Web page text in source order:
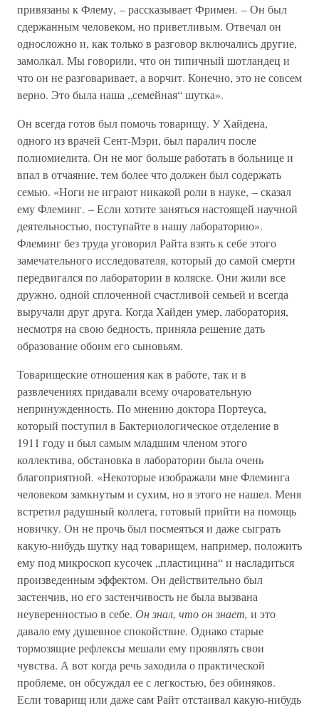
привязаны к Флему, – рассказывает Фримен. – Он был
сдержанным человеком, но приветливым. Отвечал он
односложно и, как только в разговор включались другие,
замолкал. Мы говорили, что он типичный шотландец и
что он не разговаривает, а ворчит. Конечно, это не совсем
верно. Это была наша „семейная“ шутка».
Он всегда готов был помочь товарищу. У Хайдена,
одного из врачей Сент-Мэри, был паралич после
полиомиелита. Он не мог больше работать в больнице и
впал в отчаяние, тем более что должен был содержать
семью. «Ноги не играют никакой роли в науке, – сказал
ему Флеминг. – Если хотите заняться настоящей научной
деятельностью, поступайте в нашу лабораторию».
Флеминг без труда уговорил Райта взять к себе этого
замечательного исследователя, который до самой смерти
передвигался по лаборатории в коляске. Они жили все
дружно, одной сплоченной счастливой семьей и всегда
выручали друг друга. Когда Хайден умер, лаборатория,
несмотря на свою бедность, приняла решение дать
образование обоим его сыновьям.
Товарищеские отношения как в работе, так и в
развлечениях придавали всему очаровательную
непринужденность. По мнению доктора Портеуса,
который поступил в Бактериологическое отделение в
1911 году и был самым младшим членом этого
коллектива, обстановка в лаборатории была очень
благоприятной. «Некоторые изображали мне Флеминга
человеком замкнутым и сухим, но я этого не нашел. Меня
встретил радушный коллега, готовый прийти на помощь
новичку. Он не прочь был посмеяться и даже сыграть
какую-нибудь шутку над товарищем, например, положить
ему под микроскоп кусочек „пластицина“ и насладиться
произведенным эффектом. Он действительно был
застенчив, но его застенчивость не была вызвана
неуверенностью в себе. Он знал, что он знает, и это
давало ему душевное спокойствие. Однако старые
тормозящие рефлексы мешали ему проявлять свои
чувства. А вот когда речь заходила о практической
проблеме, он обсуждал ее с легкостью, без обиняков.
Если товарищ или даже сам Райт отстаивал какую-нибудь